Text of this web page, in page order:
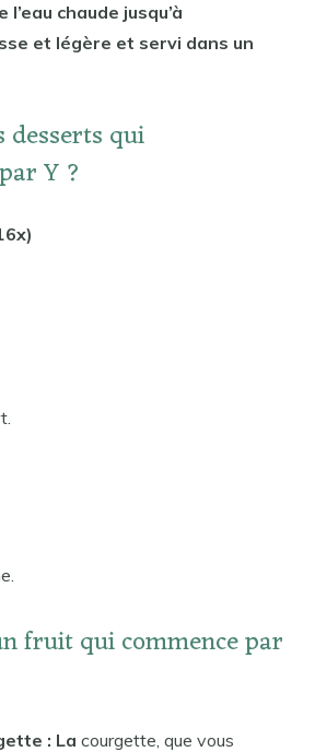
chaude jusqu’à
et légère et servi dans un
desserts qui
Y ?
fruit qui commence par
: La courgette, que vous